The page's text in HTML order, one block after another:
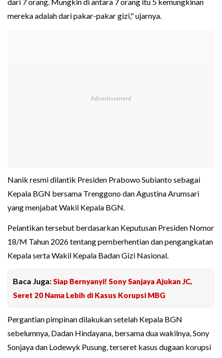
mereka adalah dari pakar-pakar gizi," ujarnya.
Nanik resmi dilantik Presiden Prabowo Subianto sebagai
Kepala BGN bersama Trenggono dan Agustina Arumsari
yang menjabat Wakil Kepala BGN.
Pelantikan tersebut berdasarkan Keputusan Presiden Nomor
18/M Tahun 2026 tentang pemberhentian dan pengangkatan
Kepala serta Wakil Kepala Badan Gizi Nasional.
Baca Juga: Siap Bernyanyi! Sony Sanjaya Ajukan JC,
Seret 20 Nama Lebih di Kasus Korupsi MBG
Pergantian pimpinan dilakukan setelah Kepala BGN
sebelumnya, Dadan Hindayana, bersama dua wakilnya, Sony
Sonjaya dan Lodewyk Pusung, terseret kasus dugaan korupsi